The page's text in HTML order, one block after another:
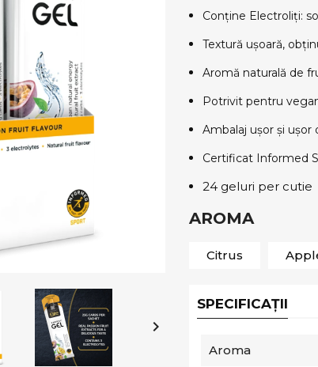

Conține Electroliți:
Textură ușoară,
Aromă naturală de
Potrivit pentru
Ambalaj ușor și ușor
Certificat Informed
24 geluri per cutie
AROMA
Citrus
SPECIFICAȚII
Aroma